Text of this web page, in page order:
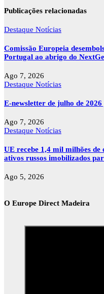
Publicações relacionadas
Destaque Notícias
Comissão Europeia
Portugal ao abrigo do
Ago 7, 2026
Destaque Notícias
E-newsletter de julho de
Ago 7, 2026
Destaque Notícias
UE recebe 1,4 mil milhões de
ativos russos imobilizados
Ago 5, 2026
O Europe Direct Madeira